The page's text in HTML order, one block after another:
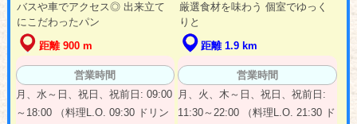
バスや車でアクセス◎ 出来立て
にこだわったパン
距離 900 m
営業時間
月、水～日、祝日、祝前日: 09:00
～18:00 （料理L.O. 09:30 ドリン
厳選食材を味わう 個室でゆっく
りと
距離 1.9 km
営業時間
月、火、木～日、祝日、祝前日:
11:30～22:00 （料理L.O. 21:30 ド